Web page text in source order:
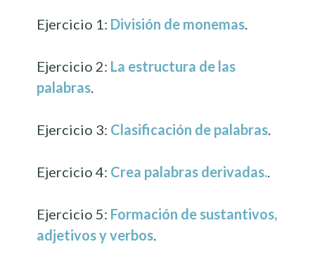
Ejercicio 1: División de monemas.
Ejercicio 2: La estructura de las
palabras.
Ejercicio 3: Clasificación de palabras.
Ejercicio 4: Crea palabras derivadas..
Ejercicio 5: Formación de sustantivos,
adjetivos y verbos.